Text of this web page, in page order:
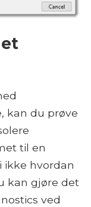
kan du prøve
til en
ikke hvordan
kan gjøre det
ved